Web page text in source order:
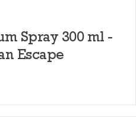
Spray 300 ml -
Escape